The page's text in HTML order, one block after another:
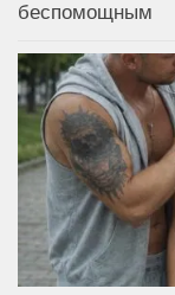
беспомощным